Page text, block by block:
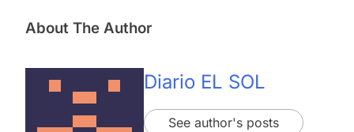
About The Author
Diario EL SOL
See author's posts